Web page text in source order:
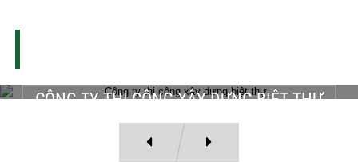
CÔNG TY THI CÔNG XÂY DỰNG BIỆT THỰ
Công ty xây dựng Minh Phát chuyên thi công xây dựng biệt thự, nhà
phố. Dịch vụ công ty cung cấp khu vực TPHCM và các tỉnh thành lân
cận....